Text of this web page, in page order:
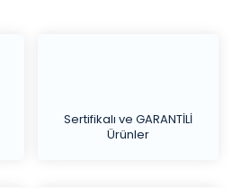
Sertifikalı ve GARANTİLİ
Ürünler